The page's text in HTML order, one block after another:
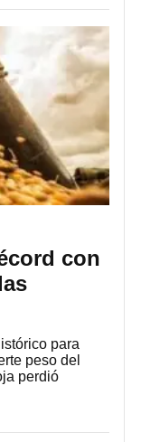
con
para
peso del
perdió